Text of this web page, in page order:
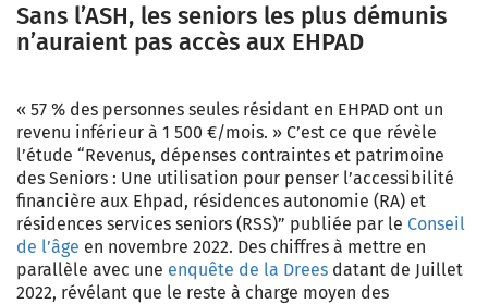
Sans l’ASH, les seniors les plus démunis
n’auraient pas accès aux EHPAD
« 57 % des personnes seules résidant en EHPAD ont un
revenu inférieur à 1 500 €/mois. » C’est ce que révèle
l’étude “Revenus, dépenses contraintes et patrimoine
des Seniors : Une utilisation pour penser l’accessibilité
financière aux Ehpad, résidences autonomie (RA) et
résidences services seniors (RSS)” publiée par le Conseil
de l’âge en novembre 2022. Des chiffres à mettre en
parallèle avec une enquête de la Drees datant de Juillet
2022, révélant que le reste à charge moyen des